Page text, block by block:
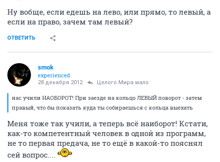
Ну вобще, если едешь на лево, или прямо, то левый, а
если на право, зачем там левый?
ОТВЕТИТЬ
smok
experienced
28 декабря 2012 Целого Мира мало
нас учили НАОБОРОТ! При заезде на кольцо ЛЕВЫЙ поворот - затем
правый, что бы показать куда ты собираешься с кольца выехать
Меня тоже так учили, а теперь всё наиборот! Кстати,
как-то компетентный человек в одной из программ,
не то первая предача, не то ещё в какой-то пояснял
сей вопрос....